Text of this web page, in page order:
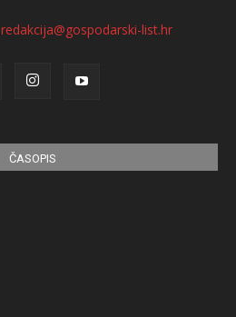
redakcija@gospodarski-list.hr
ČASOPIS